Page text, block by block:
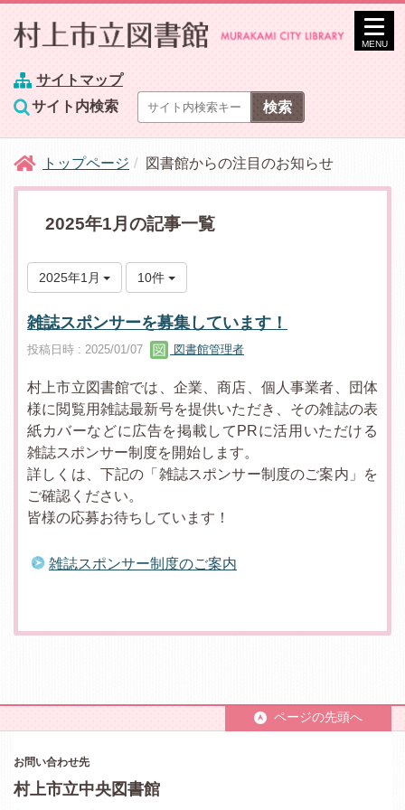
サイトマップ
サイト内検索
MENU
トップページ 図書館からの注目のお知らせ
2025年1月の記事一覧
2025年1月 10件
雑誌スポンサーを募集しています！
投稿日時 : 2025/01/07 図書館管理者
村上市立図書館では、企業、商店、個人事業者、団体
様に閲覧用雑誌最新号を提供いただき、その雑誌の表
紙カバーなどに広告を掲載してPRに活用いただける
雑誌スポンサー制度を開始します。
詳しくは、下記の「雑誌スポンサー制度のご案内」を
ご確認ください。
皆様の応募お待ちしています！
雑誌スポンサー制度のご案内
ページの先頭へ
お問い合わせ先
村上市立中央図書館